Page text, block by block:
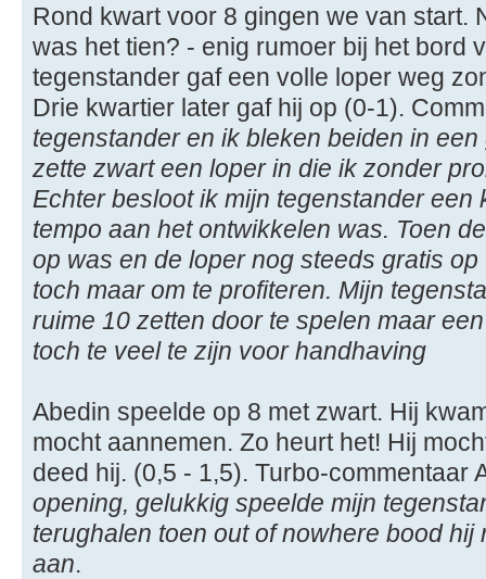
Rond kwart voor 8 gingen we van start.
was het tien? - enig rumoer bij het bord
tegenstander gaf een volle loper weg
Drie kwartier later gaf hij op (0-1).
tegenstander en ik bleken beiden in
zette zwart een loper in die ik zonder
Echter besloot ik mijn tegenstander een
tempo aan het ontwikkelen was. Toen
op was en de loper nog steeds gratis
toch maar om te profiteren. Mijn
ruime 10 zetten door te spelen maar
toch te veel te zijn voor handhaving
Abedin speelde op 8 met zwart. Hij
mocht aannemen. Zo heurt het! Hij
deed hij. (0,5 - 1,5). Turbo-commentaar
opening, gelukkig speelde mijn
terughalen toen out of nowhere bood hij
aan.